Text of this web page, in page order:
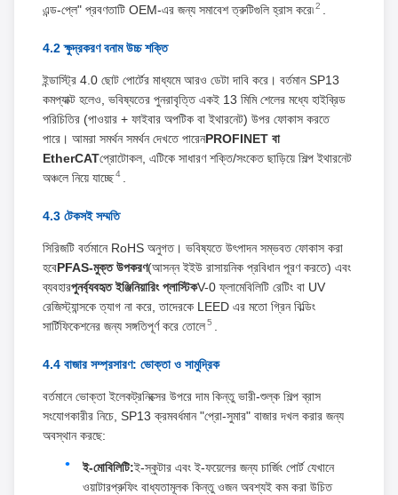
এন্ড-প্লে" প্রবণতাটি OEM-এর জন্য সমাবেশ ত্রুটিগুলি হ্রাস করে৷2
4.2 ক্ষুদ্রকরণ বনাম উচ্চ শক্তি
ইন্ডাস্ট্রি 4.0 ছোট পোর্টের মাধ্যমে আরও ডেটা দাবি করে। বর্তমান SP13
কমপ্যাক্ট হলেও, ভবিষ্যতের পুনরাবৃত্তি একই 13 মিমি শেলের মধ্যে হাইব্রিড
পরিচিতির (পাওয়ার + ফাইবার অপটিক বা ইথারনেট) উপর ফোকাস করতে
পারে। আমরা সমর্থন সমর্থন দেখতে পারেনPROFINET বা
EtherCATপ্রোটোকল, এটিকে সাধারণ শক্তি/সংকেত ছাড়িয়ে শিল্প ইথারনেট
অঞ্চলে নিয়ে যাচ্ছে4
4.3 টেকসই সম্মতি
সিরিজটি বর্তমানে RoHS অনুগত। ভবিষ্যতে উৎপাদন সম্ভবত ফোকাস করা
হবেPFAS-মুক্ত উপকরণ(আসন্ন ইইউ রাসায়নিক প্রবিধান পূরণ করতে) এবং
ব্যবহারপুনর্ব্যবহৃত ইঞ্জিনিয়ারিং প্লাস্টিকV-0 ফ্লামেবিলিটি রেটিং বা UV
রেজিস্ট্যান্সকে ত্যাগ না করে, তাদেরকে LEED এর মতো গ্রিন বিল্ডিং
সার্টিফিকেশনের জন্য সঙ্গতিপূর্ণ করে তোলে5
4.4 বাজার সম্প্রসারণ: ভোক্তা ও সামুদ্রিক
বর্তমানে ভোক্তা ইলেকট্রনিক্সের উপরে দাম কিন্তু ভারী-শুল্ক শিল্প ব্রাস
সংযোগকারীর নিচে, SP13 ক্রমবর্ধমান "প্রো-সুমার" বাজার দখল করার জন্য
অবস্থান করছে:
ই-মোবিলিটি:ই-স্কুটার এবং ই-ফয়েলের জন্য চার্জিং পোর্ট যেখানে
ওয়াটারপ্রুফিং বাধ্যতামূলক কিন্তু ওজন অবশ্যই কম করা উচিত